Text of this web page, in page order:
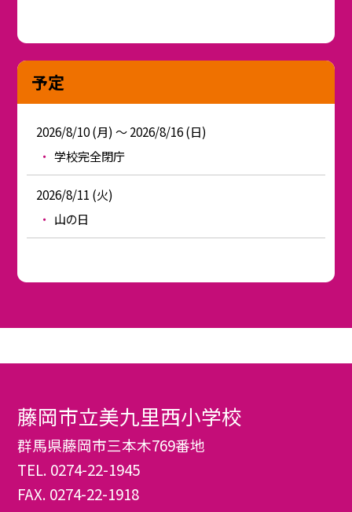
予定
2026/8/10 (月) ～ 2026/8/16 (日)
学校完全閉庁
2026/8/11 (火)
山の日
藤岡市立美九里西小学校
群馬県藤岡市三本木769番地
TEL. 0274-22-1945
FAX. 0274-22-1918